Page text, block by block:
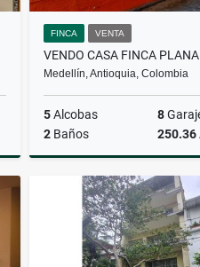
FINCA VENTA
Medellín, Antioquia, Colombia
5Alcobas 8
2 Baños 250.36